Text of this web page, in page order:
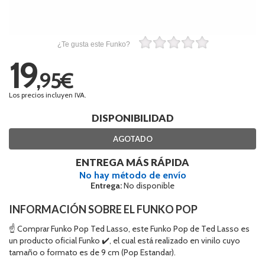
¿Te gusta este Funko?
19,95€
Los precios incluyen IVA.
DISPONIBILIDAD
AGOTADO
ENTREGA MÁS RÁPIDA
No hay método de envío
Entrega:No disponible
INFORMACIÓN SOBRE EL FUNKO POP
☝ Comprar Funko Pop Ted Lasso, este Funko Pop de Ted Lasso es
un producto oficial Funko ✔️, el cual está realizado en vinilo cuyo
tamaño o formato es de 9 cm (Pop Estandar).